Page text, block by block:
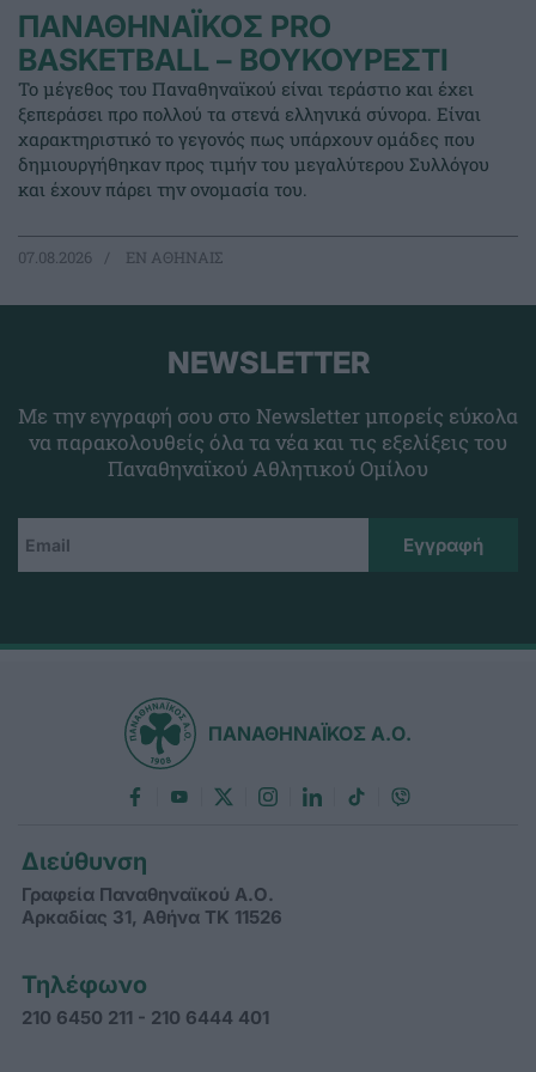
ΠΑΝΑΘΗΝΑΪΚΟΣ PRO
BASKETBALL – ΒΟΥΚΟΥΡΕΣΤΙ
Το μέγεθος του Παναθηναϊκού είναι τεράστιο και έχει
ξεπεράσει προ πολλού τα στενά ελληνικά σύνορα. Είναι
χαρακτηριστικό το γεγονός πως υπάρχουν ομάδες που
δημιουργήθηκαν προς τιμήν του μεγαλύτερου Συλλόγου
και έχουν πάρει την ονομασία του.
07.08.2026 EΝ ΑΘΗΝΑΙΣ
NEWSLETTER
Με την εγγραφή σου στο Newsletter μπορείς εύκολα
να παρακολουθείς όλα τα νέα και τις εξελίξεις του
Παναθηναϊκού Αθλητικού Ομίλου
ΠΑΝΑΘΗΝΑΪΚΟΣ Α.Ο.
Διεύθυνση
Γραφεία Παναθηναϊκού Α.Ο.
Αρκαδίας 31, Αθήνα ΤΚ 11526
Τηλέφωνο
210 6450 211 - 210 6444 401